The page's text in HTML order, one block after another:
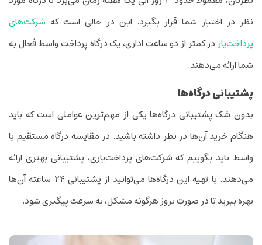
نظر در اختیار شما قرار بگیرد. این در حالی است که شرکت‌های
پرداخت‌یاردر کمتر از دو ساعت اداری، یک درگاه پرداخت واسط فعال به
شما ارائه می‌دهند.
پشتیبانی درگاه‌ها
بدون شک پشتیبانی درگاه‌ها یکی از مهم‌ترین عواملی است که باید
هنگام خرید آن‌ها در نظر داشته باشید. در مقایسه درگاه مستقیم با
واسط باید بگوییم که شرکت‌های پرداخت‌یاری، پشتیبانی بهتری ارائه
می‌دهند. با تهیه این درگاه‌ها می‌توانید از پشتیبانی ۲۴ ساعته آن‌ها
بهره ببرید تا در صورت بروز هرگونه مشکل، به سرعت پیگیری شود.